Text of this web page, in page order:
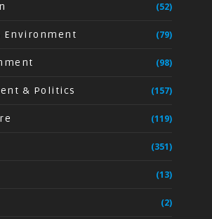
(52)
Environment (79)
(98)
& Politics (157)
(119)
(351)
(13)
(2)